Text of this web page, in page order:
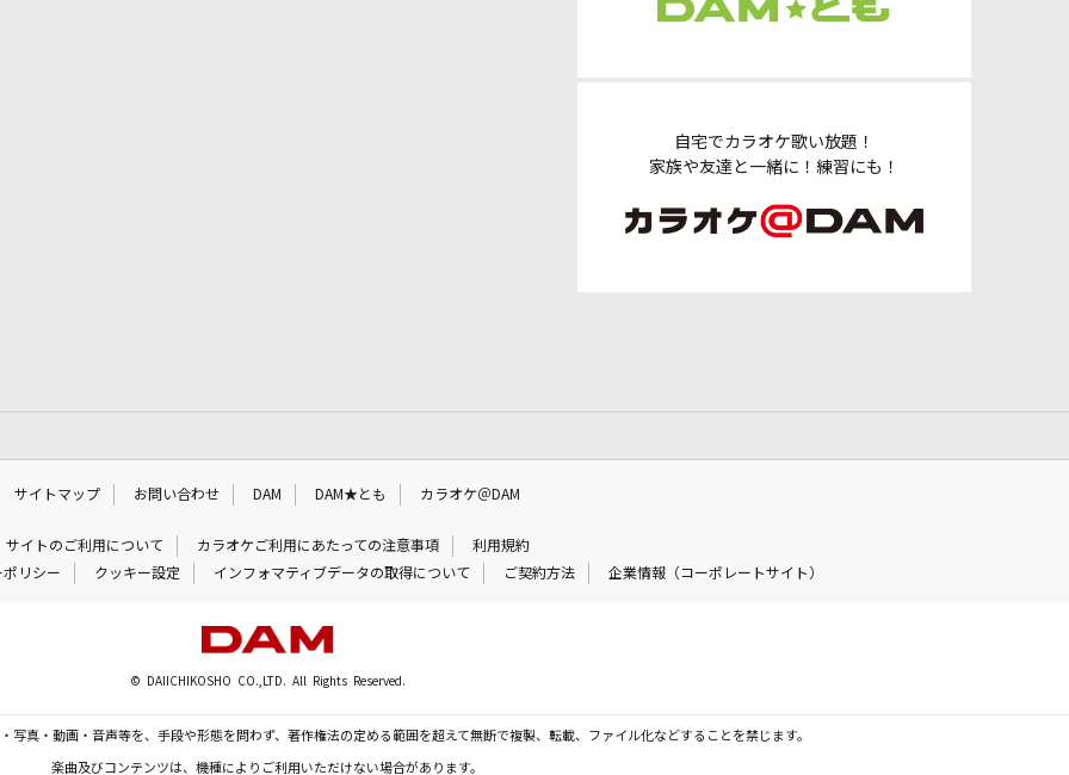
自宅でカラオケ歌い放題！
家族や友達と一緒に！練習にも！
サイトマップ お問い合わせ DAM DAM★とも カラオケ＠DAM
サイトのご利用について カラオケご利用にあたっての注意事項
利用規約
リシー
クッキー設定 インフォマティブデータの取得について ご契約方法 企業情報（コーポレートサイト）
© DAIICHIKOSHO CO.,LTD. All Rights Reserved.
写真・動画・音声等を、手段や形態を問わず、著作権法の定める範囲を超えて無断で複製、転載、ファイル化などすることを禁じます。
楽曲及びコンテンツは、機種によりご利用いただけない場合があります。